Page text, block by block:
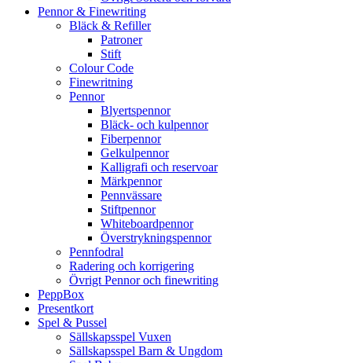
Pennor & Finewriting
Bläck & Refiller
Patroner
Stift
Colour Code
Finewritning
Pennor
Blyertspennor
Bläck- och kulpennor
Fiberpennor
Gelkulpennor
Kalligrafi och reservoar
Märkpennor
Pennvässare
Stiftpennor
Whiteboardpennor
Överstrykningspennor
Pennfodral
Radering och korrigering
Övrigt Pennor och finewriting
PeppBox
Presentkort
Spel & Pussel
Sällskapsspel Vuxen
Sällskapsspel Barn & Ungdom